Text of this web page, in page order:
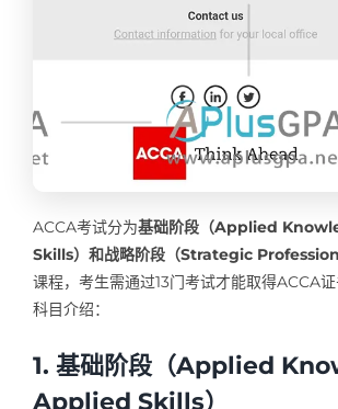
ACCA考试分为基础阶段（Applied
Skills）和战略阶段（Strategic
课程，考生需通过13门考试才能取得ACCA
科目介绍：
1. 基础阶段（Applied
Applied Skills）